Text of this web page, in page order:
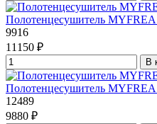
Полотенцесушитель
9916
11150 ₽
В
Полотенцесушитель
12489
9880 ₽